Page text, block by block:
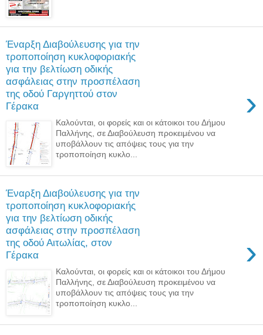
Έναρξη Διαβούλευσης για την
τροποποίηση κυκλοφοριακής
για την βελτίωση οδικής
ασφάλειας στην προσπέλαση
της οδού Γαργηττού στον
Γέρακα
›
Καλούνται, οι φορείς και οι κάτοικοι του Δήμου
Παλλήνης, σε Διαβούλευση προκειμένου να
υποβάλλουν τις απόψεις τους για την
τροποποίηση κυκλο...
Έναρξη Διαβούλευσης για την
τροποποίηση κυκλοφοριακής
για την βελτίωση οδικής
ασφάλειας στην προσπέλαση
της οδού Αιτωλίας, στον
Γέρακα
›
Καλούνται, οι φορείς και οι κάτοικοι του Δήμου
Παλλήνης, σε Διαβούλευση προκειμένου να
υποβάλλουν τις απόψεις τους για την
τροποποίηση κυκλο...